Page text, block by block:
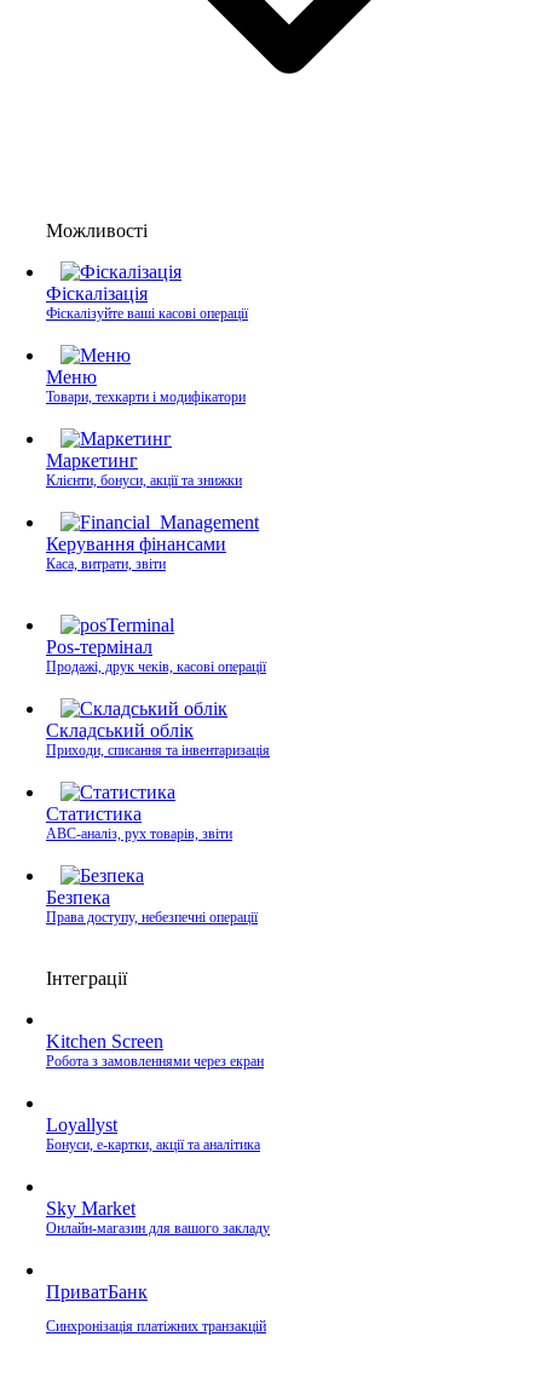
Можливості
Фіскалізація
Фіскалізуйте ваші касові операції
Меню
Товари, техкарти і модифікатори
Маркетинг
Клієнти, бонуси, акції та знижки
Керування фінансами
Каса, витрати, звіти
Pos-термінал
Продажі, друк чеків, касові операції
Складський облік
Приходи, списання та інвентаризація
Статистика
ABC-аналіз, рух товарів, звіти
Безпека
Права доступу, небезпечні операції
Інтеграції
Kitchen Screen
Робота з замовленнями через екран
Loyallyst
Бонуси, e-картки, акції та аналітика
Sky Market
Онлайн-магазин для вашого закладу
ПриватБанк
Синхронізація платіжних транзакцій